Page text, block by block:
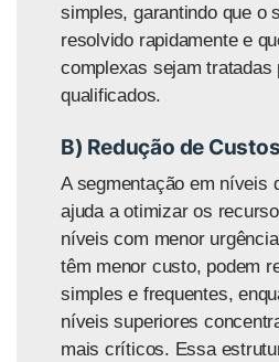
simples, garantindo que o
resolvido rapidamente e
complexas sejam tratadas
qualificados.
B) Redução de
A segmentação em níveis
ajuda a otimizar os
níveis com menor urgência
têm menor custo, podem
simples e frequentes,
níveis superiores
mais críticos. Essa